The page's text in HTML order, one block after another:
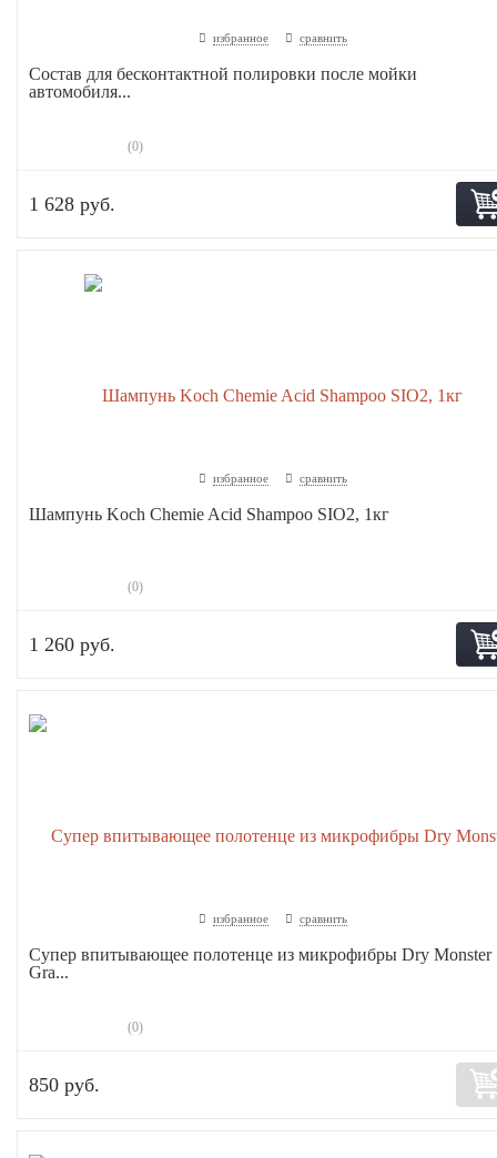
избранное сравнить
Состав для бесконтактной полировки после мойки
автомобиля...
(0)
1 628 руб.
избранное сравнить
Шампунь Koch Chemie Acid Shampoo SIO2, 1кг
(0)
1 260 руб.
избранное сравнить
Супер впитывающее полотенце из микрофибры Dry Monster
Gra...
(0)
850 руб.